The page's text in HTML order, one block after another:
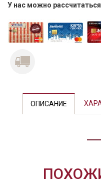
У нас можно
ОПИСАНИЕ